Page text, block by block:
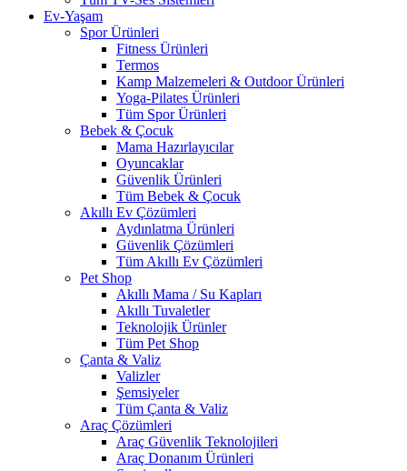
Ev-Yaşam
Spor Ürünleri
Fitness Ürünleri
Termos
Kamp Malzemeleri & Outdoor Ürünleri
Yoga-Pilates Ürünleri
Tüm Spor Ürünleri
Bebek & Çocuk
Mama Hazırlayıcılar
Oyuncaklar
Güvenlik Ürünleri
Tüm Bebek & Çocuk
Akıllı Ev Çözümleri
Aydınlatma Ürünleri
Güvenlik Çözümleri
Tüm Akıllı Ev Çözümleri
Pet Shop
Akıllı Mama / Su Kapları
Akıllı Tuvaletler
Teknolojik Ürünler
Tüm Pet Shop
Çanta & Valiz
Valizler
Şemsiyeler
Tüm Çanta & Valiz
Araç Çözümleri
Araç Güvenlik Teknolojileri
Araç Donanım Ürünleri